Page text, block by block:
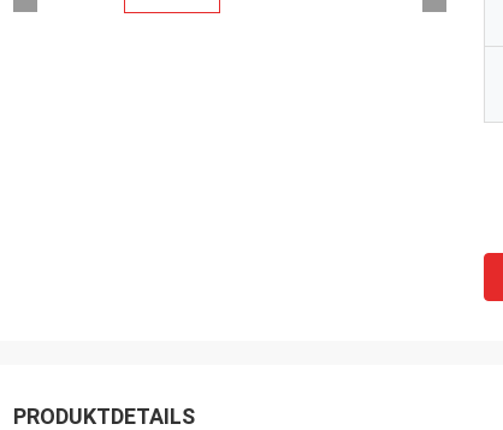
Vor „wir
ging danken
glücklich
der Anlage.
verständigen
PRODUKTDETAILS